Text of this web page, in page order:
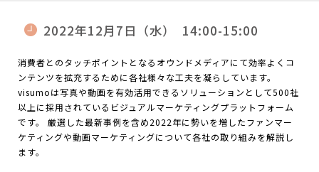
2022年12月7日（水） 14:00-15:00
消費者とのタッチポイントとなるオウンドメディアにて効率よくコ
ンテンツを拡充するために各社様々な工夫を凝らしています。
visumoは写真や動画を有効活用できるソリューションとして500社
以上に採用されているビジュアルマーケティングプラットフォーム
です。 厳選した最新事例を含め2022年に勢いを増したファンマー
ケティングや動画マーケティングについて各社の取り組みを解説し
ます。